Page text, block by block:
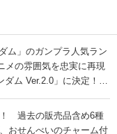
ム」のガンプラ人気ラン
の雰囲気を忠実に再現
ム Ver.2.0」に決定！
！ 過去の販売品含め6種
おせんべいのチャーム付